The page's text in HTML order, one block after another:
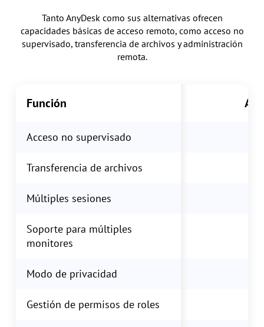
Tanto AnyDesk como sus alternativas ofrecen
capacidades básicas de acceso remoto, como acceso no
supervisado, transferencia de archivos y administración
remota.
Función
Acceso no supervisado
Transferencia de archivos
Múltiples sesiones
Soporte para múltiples
monitores
Modo de privacidad
Gestión de permisos de roles